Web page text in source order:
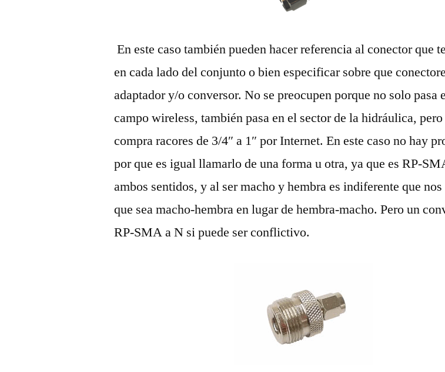
En este caso también pueden hacer referencia al conector que
en cada lado del conjunto o bien especificar sobre que
adaptador y/o conversor. No se preocupen porque no solo pasa
campo wireless, también pasa en el sector de la hidráulica,
compra racores de 3/4″ a 1″ por Internet. En este caso no hay
por que es igual llamarlo de una forma u otra, ya que es RP-
ambos sentidos, y al ser macho y hembra es indiferente que
que sea macho-hembra en lugar de hembra-macho. Pero un
RP-SMA a N si puede ser conflictivo.